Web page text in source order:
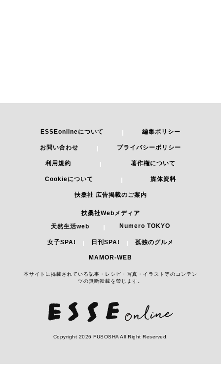
ESSEonlineについて
お問い合わせ プライバシーポリシー
利用規約 著作権について
Cookieについて
扶桑社 広告掲載のご案内
天然生活web
Numero TOKYO
女子SPA! 日刊SPA! 孤独のグルメ
MAMOR-WEB